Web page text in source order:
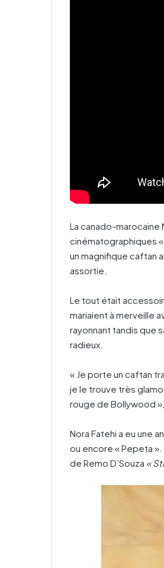
La canado-marocaine
cinématographiques
un magnifique caftan
assortie.
Le tout était
mariaient à merveille
rayonnant tandis que
radieux.
« Je porte un caftan
je le trouve très
rouge de Bollywood
Nora Fatehi a eu une
ou encore « Pepeta ».
de Remo D’Souza «